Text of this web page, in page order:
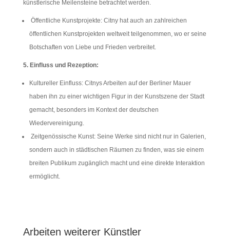
künstlerische Meilensteine betrachtet werden.
Öffentliche Kunstprojekte: Citny hat auch an zahlreichen
öffentlichen Kunstprojekten weltweit teilgenommen, wo er seine
Botschaften von Liebe und Frieden verbreitet.
5. Einfluss und Rezeption:
Kultureller Einfluss: Citnys Arbeiten auf der Berliner Mauer
haben ihn zu einer wichtigen Figur in der Kunstszene der Stadt
gemacht, besonders im Kontext der deutschen
Wiedervereinigung.
Zeitgenössische Kunst: Seine Werke sind nicht nur in Galerien,
sondern auch in städtischen Räumen zu finden, was sie einem
breiten Publikum zugänglich macht und eine direkte Interaktion
ermöglicht.
Arbeiten weiterer Künstler